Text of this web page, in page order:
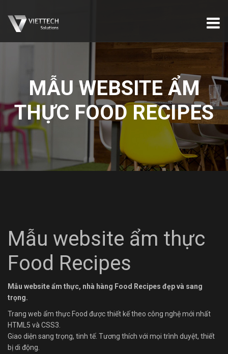
MẪU WEBSITE ẨM
THỰC FOOD RECIPES
Mẫu website ẩm thực
Food Recipes
Mẫu website ẩm thực, nhà hàng Food Recipes đẹp và sang
trọng.
Trang web ẩm thực Food được thiết kế theo công nghệ mới nhất
HTML5 và CSS3.
Giao diện sang trọng, tinh tế. Tương thích với mọi trình duyệt, thiết
bị di động.